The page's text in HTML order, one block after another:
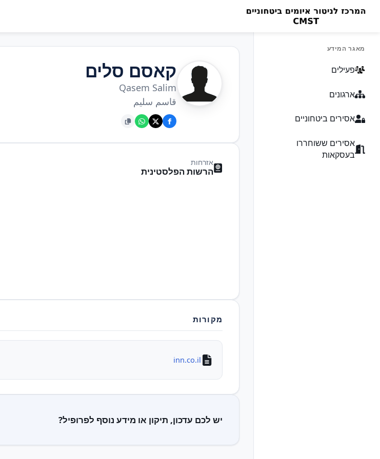
מאגר המידע
פעילים
ארגונים
אסירים ביטחוניים
אסירים ששוחררו
בעסקאות
קאסם סלים
Qasem Salim
قاسم سليم
אזרחות
הרשות הפלסטינית
מקורות
inn.co.il
יש לכם עדכון, תיקון או מידע נוסף לפרופיל?